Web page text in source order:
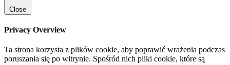
Close
Privacy Overview
Ta strona korzysta z plików cookie, aby poprawić wrażenia podczas
poruszania się po witrynie. Spośród nich pliki cookie, które są